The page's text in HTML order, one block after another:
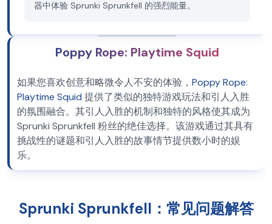
器中体验 Sprunki Sprunkfell 的强烈能量。
Poppy Rope: Playtime Squid
如果您喜欢创意和略微令人不安的体验， Poppy Rope:
Playtime Squid 提供了类似的独特游戏玩法和引人入胜
的氛围融合。其引人入胜的机制和独特的风格使其成为
Sprunki Sprunkfell 粉丝的绝佳选择。该游戏通过其具有
挑战性的谜题和引人入胜的故事情节提供数小时的娱
乐。
Sprunki Sprunkfell：常见问题解答